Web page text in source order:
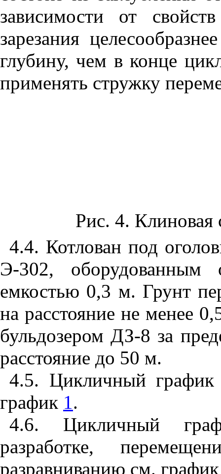
зависимости от
зарезания
глубину, чем в конце
применять стружку
Рис. 4. Клиновая
4.4. Котлован под
Э-302, оборудованным
емкостью 0,3 м. Грунт
на расстояние не менее
бульдозером ДЗ-8 за
расстояние до 50 м.
4.5. Цикличный график
график 1.
4.6. Цикличный
разработке,
разравниванию см.